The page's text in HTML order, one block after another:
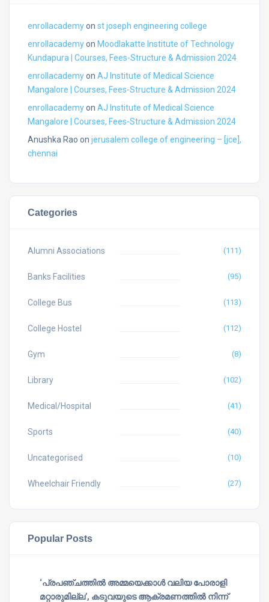
enrollacademyon st joseph engineering college
enrollacademyon Moodlakatte Institute of Technology
Kundapura | Courses, Fees-Structure & Admission 2024
enrollacademyon AJ Institute of Medical Science
Mangalore | Courses, Fees-Structure & Admission 2024
enrollacademyon AJ Institute of Medical Science
Mangalore | Courses, Fees-Structure & Admission 2024
Anushka Rao on jerusalem college of engineering – [jce],
chennai
Categories
Alumni Associations (111)
Banks Facilities (95)
College Bus (113)
College Hostel (112)
Gym (8)
Library (102)
Medical/Hospital (41)
Sports (40)
Uncategorised (10)
Wheelchair Friendly (27)
Popular Posts
‘പ്രപഞ്ചത്തില്‍ അമ്മയെക്കാള്‍ വലിയ പോരാളി
മറ്റാരുമില്ല’, കടുവയുടെ ആക്രമണത്തില്‍ നിന്ന്